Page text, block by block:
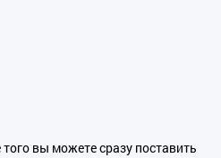
вы можете сразу поставить